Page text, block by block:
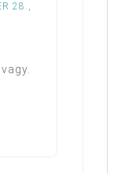
28.,